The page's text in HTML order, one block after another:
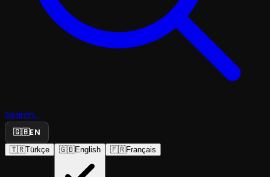
Search...
🇬🇧EN
🇹🇷Türkçe 🇬🇧English 🇫🇷Français